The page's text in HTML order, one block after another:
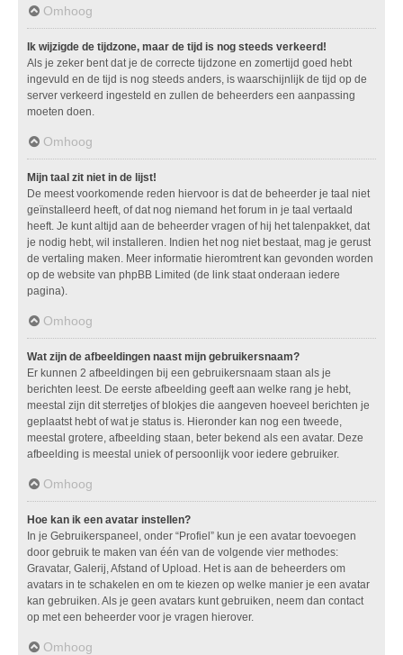
Omhoog
Ik wijzigde de tijdzone, maar de tijd is nog steeds verkeerd!
Als je zeker bent dat je de correcte tijdzone en zomertijd goed hebt
ingevuld en de tijd is nog steeds anders, is waarschijnlijk de tijd op de
server verkeerd ingesteld en zullen de beheerders een aanpassing
moeten doen.
Omhoog
Mijn taal zit niet in de lijst!
De meest voorkomende reden hiervoor is dat de beheerder je taal niet
geïnstalleerd heeft, of dat nog niemand het forum in je taal vertaald
heeft. Je kunt altijd aan de beheerder vragen of hij het talenpakket, dat
je nodig hebt, wil installeren. Indien het nog niet bestaat, mag je gerust
de vertaling maken. Meer informatie hieromtrent kan gevonden worden
op de website van phpBB Limited (de link staat onderaan iedere
pagina).
Omhoog
Wat zijn de afbeeldingen naast mijn gebruikersnaam?
Er kunnen 2 afbeeldingen bij een gebruikersnaam staan als je
berichten leest. De eerste afbeelding geeft aan welke rang je hebt,
meestal zijn dit sterretjes of blokjes die aangeven hoeveel berichten je
geplaatst hebt of wat je status is. Hieronder kan nog een tweede,
meestal grotere, afbeelding staan, beter bekend als een avatar. Deze
afbeelding is meestal uniek of persoonlijk voor iedere gebruiker.
Omhoog
Hoe kan ik een avatar instellen?
In je Gebruikerspaneel, onder “Profiel” kun je een avatar toevoegen
door gebruik te maken van één van de volgende vier methodes:
Gravatar, Galerij, Afstand of Upload. Het is aan de beheerders om
avatars in te schakelen en om te kiezen op welke manier je een avatar
kan gebruiken. Als je geen avatars kunt gebruiken, neem dan contact
op met een beheerder voor je vragen hierover.
Omhoog